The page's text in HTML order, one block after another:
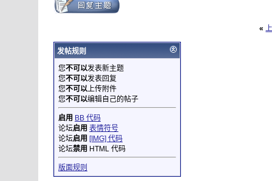
«
发帖规则
您不可以发表新主题
您不可以发表回复
您不可以上传附件
您不可以编辑自己的帖子
启用 BB 代码
论坛启用 表情符号
论坛启用 [IMG] 代码
论坛禁用 HTML 代码
版面规则